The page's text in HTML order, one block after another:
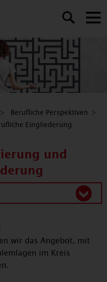
Berufliche Perspektiven
Eingliederung
und
wir das Angebot, mit
im Kreis